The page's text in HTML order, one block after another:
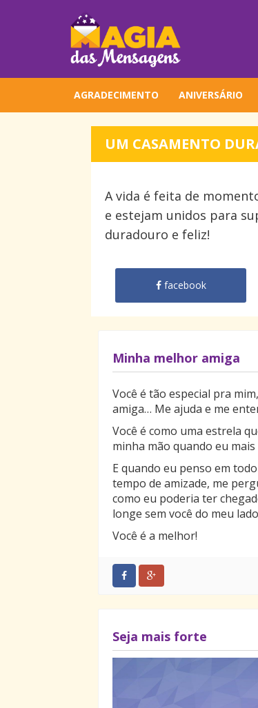
AGRADECIMENTO ANIVERSÁRIO
UM CASAMENTO
A vida é feita de
e estejam unidos para
duradouro e feliz!
facebook
Minha melhor amiga
Você é tão especial pra
amiga… Me ajuda e me
Você é como uma estrela
minha mão quando eu mais
E quando eu penso em
tempo de amizade, me
como eu poderia ter
longe sem você do meu
Você é a melhor!
Seja mais forte